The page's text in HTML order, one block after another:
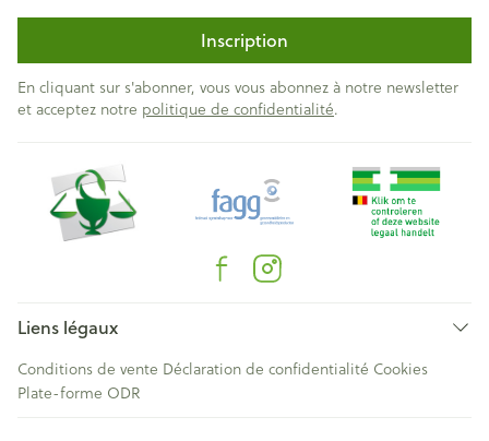
Inscription
En cliquant sur s'abonner, vous vous abonnez à notre newsletter
et acceptez notre politique de confidentialité.
Liens légaux
Conditions de vente Déclaration de confidentialité Cookies
Plate-forme ODR